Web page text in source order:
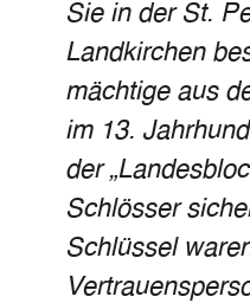
Sie in der St.
Landkirchen
mächtige aus
im 13.
der
Schlösser
Schlüssel